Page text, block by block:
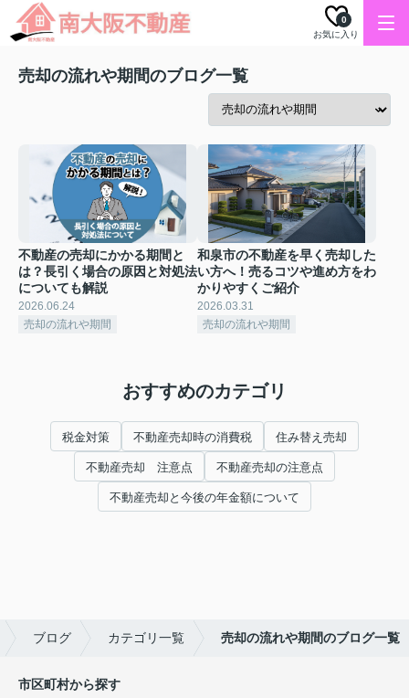
お気に入り
0
売却の流れや期間のブログ一覧
不動産の売却にかかる期間と
は？長引く場合の原因と対処法
についても解説
2026.06.24
売却の流れや期間
和泉市の不動産を早く売却した
い方へ！売るコツや進め方をわ
かりやすくご紹介
2026.03.31
売却の流れや期間
おすすめのカテゴリ
税金対策 不動産売却時の消費税 住み替え売却
不動産売却 注意点 不動産売却の注意点
不動産売却と今後の年金額について
ブログ カテゴリ一覧 売却の流れや期間のブログ一覧
市区町村から探す